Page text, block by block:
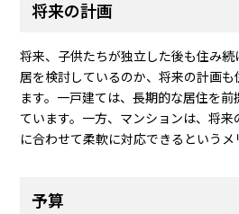
将来の計画
将来、子供たちが独立した後も住み
居を検討しているのか、将来の計画
ます。一戸建ては、長期的な居住を
ています。一方、マンションは、将
に合わせて柔軟に対応できるというメ
予算